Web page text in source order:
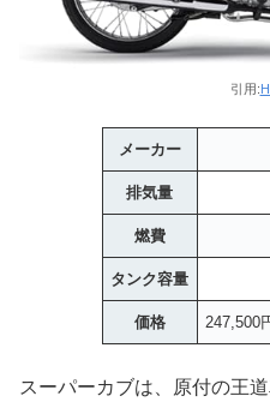
引用:
メーカー
排気量
燃費
タンク容量
価格 247,500
スーパーカブは、原付の王道